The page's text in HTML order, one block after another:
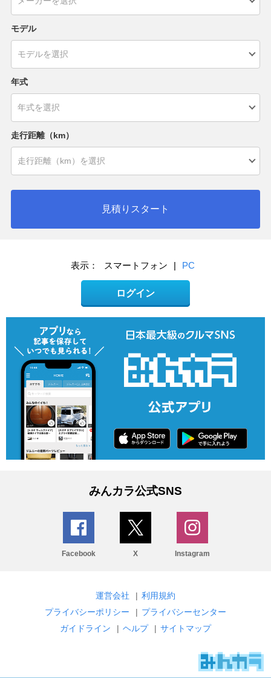
モデル
年式
走行距離（km）
見積りスタート
表示： スマートフォン | PC
ログイン
みんカラ公式SNS
Facebook X Instagram
運営会社 | 利用規約
プライバシーポリシー
| プライバシーセンター
ガイドライン
| ヘルプ | サイトマップ